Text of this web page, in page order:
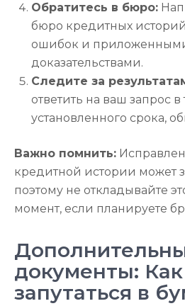
Обратитесь в бюро:
бюро кредитных
ошибок и
доказательствами.
Следите за
ответить на ваш запрос в
установленного срока,
Важно помнить:
кредитной истории может
поэтому не откладывайте
момент, если планируете
документы:
запутаться в